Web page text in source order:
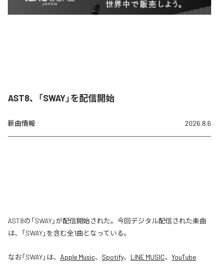
AST8、「SWAY」を配信開始
新曲情報 2026.8.6
AST8の「SWAY」が配信開始された。今回デジタル配信された楽曲
は、「SWAY」を含む全1曲となっている。
なお「SWAY」は、 Apple Music、 Spotify、 LINE MUSIC、 YouTube